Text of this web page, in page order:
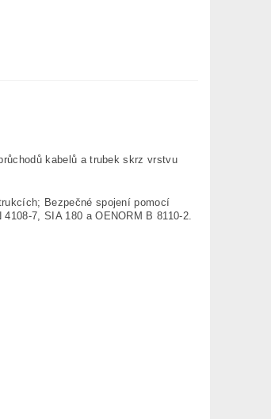
kabelů a trubek skrz vrstvu
Bezpečné spojení pomocí
7, SIA 180 a OENORM B 8110-2.